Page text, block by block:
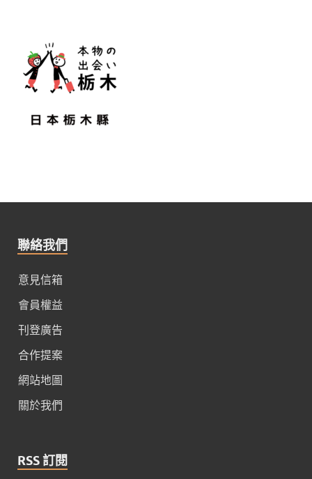
聯絡我們
意見信箱
會員權益
刊登廣告
合作提案
網站地圖
關於我們
RSS 訂閱